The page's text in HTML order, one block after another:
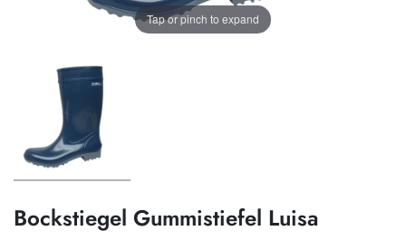
Tap or pinch to expand
Bockstiegel Gummistiefel Luisa